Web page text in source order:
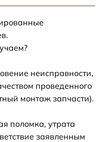
неисправности,
проведенного
монтаж запчасти).
поломка, утрата
заявленным